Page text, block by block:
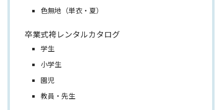
色無地（単衣・夏）
卒業式袴レンタルカタログ
学生
小学生
園児
教員・先生